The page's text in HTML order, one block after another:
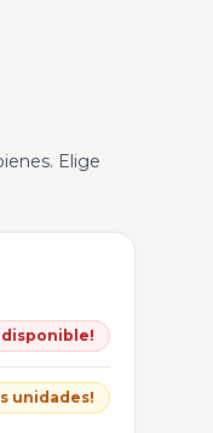
Elige
disponible!
unidades!